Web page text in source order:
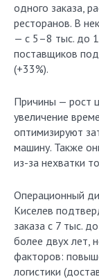
одного заказа,
ресторанов. В
— с 5–8 тыс. до
поставщиков
(+33%).
Причины — рост
увеличение
оптимизируют
машину. Также
из-за нехватки
Операционный
Киселев
заказа с 7 тыс.
более двух лет,
факторов:
логистики